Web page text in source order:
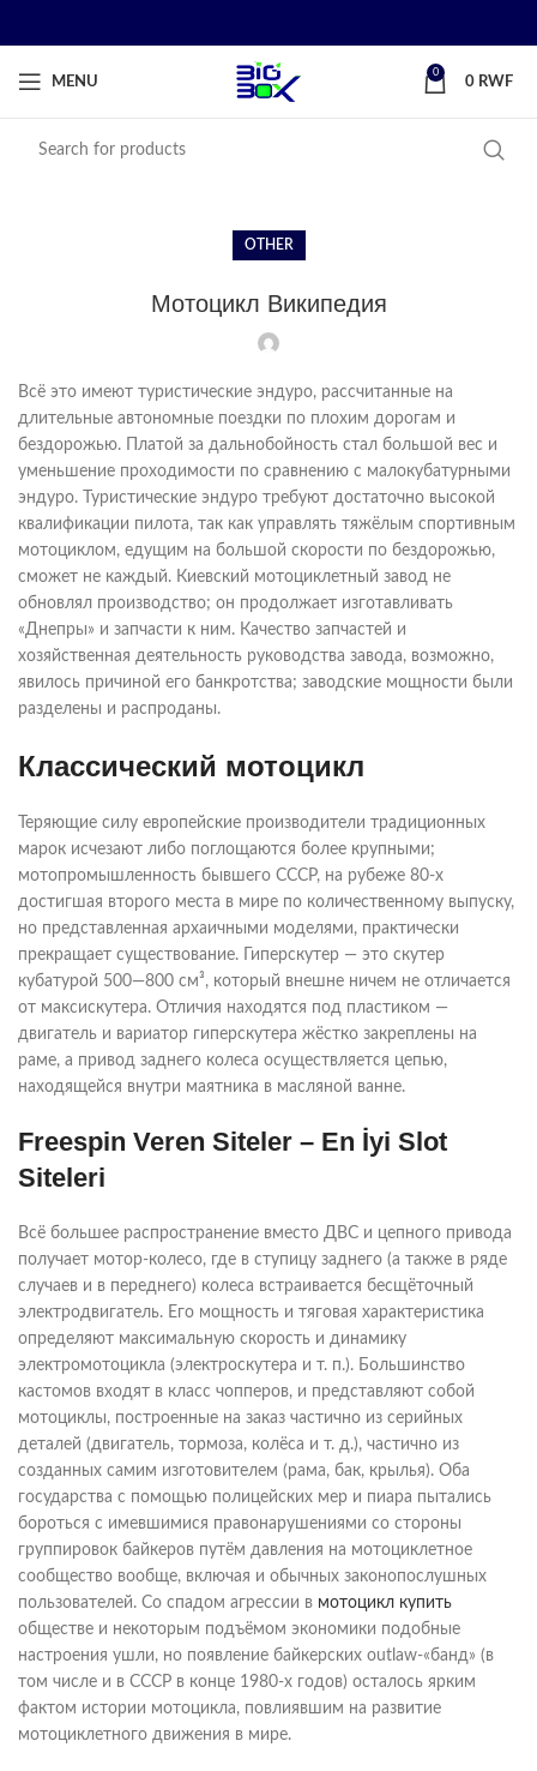
MENU
0
0 RWF
OTHER
Мотоцикл Википедия
Всё это имеют туристические эндуро, рассчитанные на
длительные автономные поездки по плохим дорогам и
бездорожью. Платой за дальнобойность стал большой вес и
уменьшение проходимости по сравнению с малокубатурными
эндуро. Туристические эндуро требуют достаточно высокой
квалификации пилота, так как управлять тяжёлым спортивным
мотоциклом, едущим на большой скорости по бездорожью,
сможет не каждый. Киевский мотоциклетный завод не
обновлял производство; он продолжает изготавливать
«Днепры» и запчасти к ним. Качество запчастей и
хозяйственная деятельность руководства завода, возможно,
явилось причиной его банкротства; заводские мощности были
разделены и распроданы.
Классический мотоцикл
Теряющие силу европейские производители традиционных
марок исчезают либо поглощаются более крупными;
мотопромышленность бывшего СССР, на рубеже 80-х
достигшая второго места в мире по количественному выпуску,
но представленная архаичными моделями, практически
прекращает существование. Гиперскутер — это скутер
кубатурой 500—800 см³, который внешне ничем не отличается
от максискутера. Отличия находятся под пластиком —
двигатель и вариатор гиперскутера жёстко закреплены на
раме, а привод заднего колеса осуществляется цепью,
находящейся внутри маятника в масляной ванне.
Freespin Veren Siteler – En İyi Slot
Siteleri
Всё большее распространение вместо ДВС и цепного привода
получает мотор-колесо, где в ступицу заднего (а также в ряде
случаев и в переднего) колеса встраивается бесщёточный
электродвигатель. Его мощность и тяговая характеристика
определяют максимальную скорость и динамику
электромотоцикла (электроскутера и т. п.). Большинство
кастомов входят в класс чопперов, и представляют собой
мотоциклы, построенные на заказ частично из серийных
деталей (двигатель, тормоза, колёса и т. д.), частично из
созданных самим изготовителем (рама, бак, крылья). Оба
государства с помощью полицейских мер и пиара пытались
бороться с имевшимися правонарушениями со стороны
группировок байкеров путём давления на мотоциклетное
сообщество вообще, включая и обычных законопослушных
пользователей. Со спадом агрессии в мотоцикл купить
обществе и некоторым подъёмом экономики подобные
настроения ушли, но появление байкерских outlaw-«банд» (в
том числе и в СССР в конце 1980-х годов) осталось ярким
фактом истории мотоцикла, повлиявшим на развитие
мотоциклетного движения в мире.